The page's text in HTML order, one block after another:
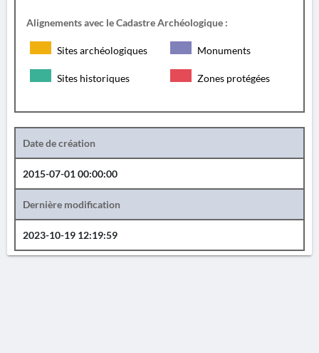
Alignements avec le Cadastre Archéologique :
Sites archéologiques Monuments
Sites historiques Zones protégées
Date de création
2015-07-01 00:00:00
Dernière modification
2023-10-19 12:19:59